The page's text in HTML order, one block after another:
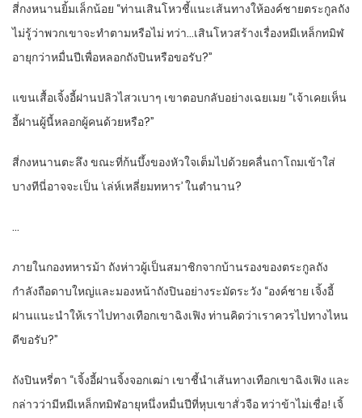
สี่กงหนานยิ้มเล็กน้อย “ท่านเสินโหวชี้แนะเส้นทางให้องค์ชายตระกูลถัง
ไม่รู้ว่าพวกเขาจะทำตามหรือไม่ ทว่า…เสินโหวสร้างเรื่องหมีเหล็กทมิฬ
อายุกว่าหมื่นปีเพื่อหลอกถังปินหรือขอรับ?”
แขนเสื้อเจิ้งอี้ฝานปลิวไสวเบาๆ เขาตอบกลับอย่างเฉยเมย “เจ้าเคยเห็น
อี้ฝานผู้นี้หลอกผู้คนด้วยหรือ?”
สี่กงหนานตะลึง ขณะที่ก้นบึ้งของหัวใจเต็มไปด้วยคลื่นถาโถมเข้าใส่
บางทีนี่อาจจะเป็น ‘เล่ห์เหลี่ยมทหาร’ ในตำนาน?
…
ภายในกองทหารม้า ถังห่าวผู้เป็นสมาชิกจากบ้านรองของตระกูลถัง
กำลังถือดาบใหญ่และมองหน้าถังปินอย่างระมัดระวัง “องค์ชาย เจิ้งอี้
ฝานแนะนำให้เราไปทางเทือกเขาฉิงเฟิง ท่านคิดว่าเราควรไปทางไหน
ดีขอรับ?”
ถังปินหรี่ตา “เจิ้งอี้ฝานจิ้งจอกเฒ่า เขาชี้นำเส้นทางเทือกเขาฉิงเฟิง และ
กล่าวว่ามีหมีเหล็กทมิฬอายุหนึ่งหมื่นปีที่หุบเขาสั่วจือ ทว่าข้าไม่เชื่อ! เจิ้